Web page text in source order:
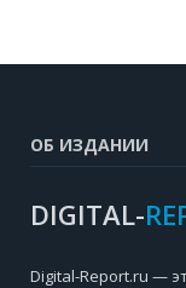
ОБ ИЗДАНИИ
DIGITAL-
Digital-Report.ru —